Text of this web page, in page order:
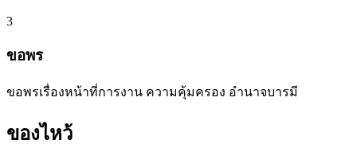
3
ขอพร
ขอพรเรื่องหน้าที่การงาน ความคุ้มครอง อำนาจบารมี
ของไหว้